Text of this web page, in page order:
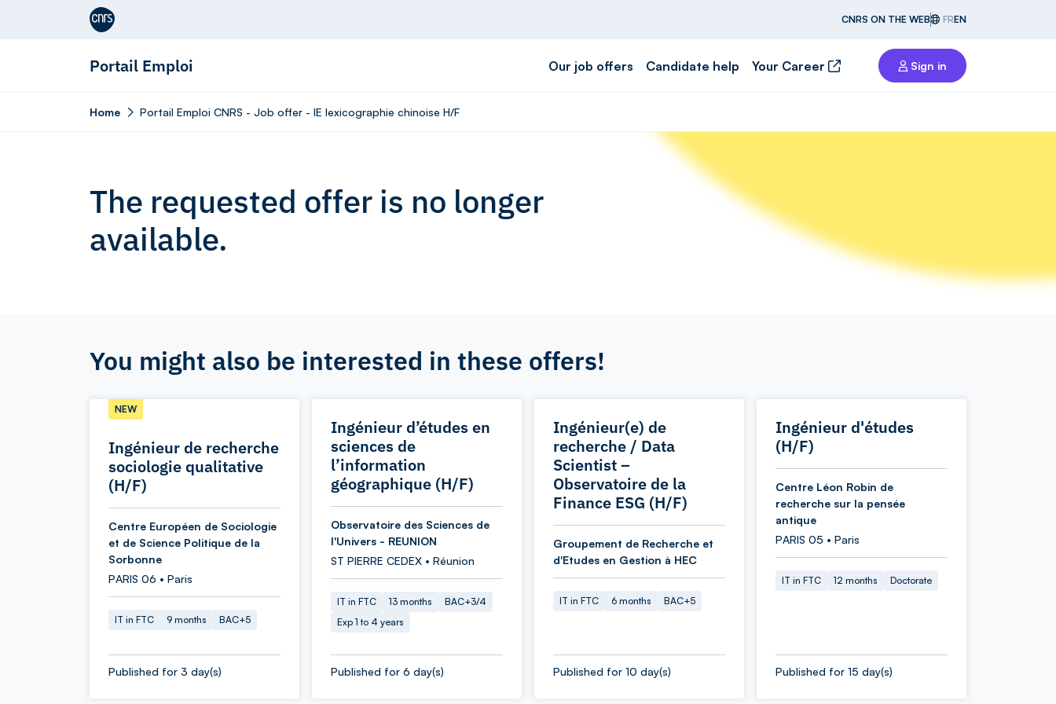
Aller au contenu
CNRS ON THE WEB FREN
Portail Emploi Our job offers Candidate help Your Career Sign in
Home Portail Emploi CNRS - Job offer - IE lexicographie chinoise H/F
The requested offer is no longer
available.
You might also be interested in these offers!
Ingénieur de recherche
sociologie qualitative
(H/F)
NEW
Centre Européen de Sociologie
et de Science Politique de la
Sorbonne
PARIS 06 • Paris
IT in FTC 9 months BAC+5
Published for 3 day(s)
Ingénieur d’études en
sciences de
l’information
géographique (H/F)
Observatoire des Sciences de
l'Univers - REUNION
ST PIERRE CEDEX • Réunion
IT in FTC 13 months
BAC+3/4
Exp 1 to 4 years
Published for 6 day(s)
Ingénieur(e) de
recherche / Data
Scientist –
Observatoire de la
Finance ESG (H/F)
Groupement de Recherche et
d'Etudes en Gestion à HEC
IT in FTC 6 months BAC+5
Published for 10 day(s)
Ingénieur d'études
(H/F)
Centre Léon Robin de
recherche sur la pensée
antique
PARIS 05 • Paris
IT in FTC 12 months Doctorate
Published for 15 day(s)